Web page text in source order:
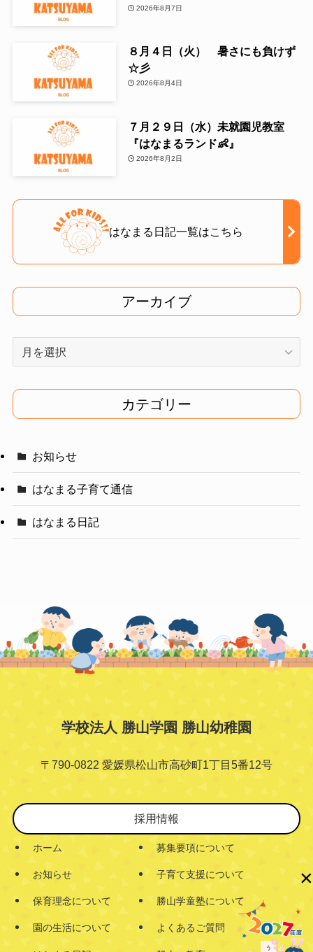
2026年8月7日
８月４日（火） 暑さにも負けず
☆彡
2026年8月4日
７月２９日（水）未就園児教室
『はなまるランド👶』
2026年8月2日
はなまる日記一覧はこちら
アーカイブ
イ
ブ
カテゴリー
お知らせ
はなまる子育て通信
はなまる日記
学校法人 勝山学園 勝山幼稚園
〒790-0822 愛媛県松山市高砂町1丁目5番12号
採用情報
ホーム
お知らせ
保育理念について
園の生活について
募集要項について
子育て支援について
勝山学童塾について
よくあるご質問
×